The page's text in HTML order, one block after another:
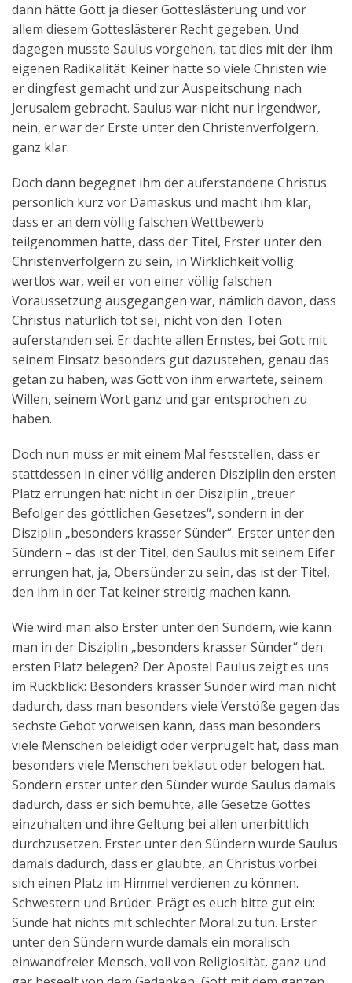
dann hätte Gott ja dieser Gotteslästerung und vor
allem diesem Gotteslästerer Recht gegeben. Und
dagegen musste Saulus vorgehen, tat dies mit der ihm
eigenen Radikalität: Keiner hatte so viele Christen wie
er dingfest gemacht und zur Auspeitschung nach
Jerusalem gebracht. Saulus war nicht nur irgendwer,
nein, er war der Erste unter den Christenverfolgern,
ganz klar.
Doch dann begegnet ihm der auferstandene Christus
persönlich kurz vor Damaskus und macht ihm klar,
dass er an dem völlig falschen Wettbewerb
teilgenommen hatte, dass der Titel, Erster unter den
Christenverfolgern zu sein, in Wirklichkeit völlig
wertlos war, weil er von einer völlig falschen
Voraussetzung ausgegangen war, nämlich davon, dass
Christus natürlich tot sei, nicht von den Toten
auferstanden sei. Er dachte allen Ernstes, bei Gott mit
seinem Einsatz besonders gut dazustehen, genau das
getan zu haben, was Gott von ihm erwartete, seinem
Willen, seinem Wort ganz und gar entsprochen zu
haben.
Doch nun muss er mit einem Mal feststellen, dass er
stattdessen in einer völlig anderen Disziplin den ersten
Platz errungen hat: nicht in der Disziplin „treuer
Befolger des göttlichen Gesetzes“, sondern in der
Disziplin „besonders krasser Sünder“. Erster unter den
Sündern – das ist der Titel, den Saulus mit seinem Eifer
errungen hat, ja, Obersünder zu sein, das ist der Titel,
den ihm in der Tat keiner streitig machen kann.
Wie wird man also Erster unter den Sündern, wie kann
man in der Disziplin „besonders krasser Sünder“ den
ersten Platz belegen? Der Apostel Paulus zeigt es uns
im Rückblick: Besonders krasser Sünder wird man nicht
dadurch, dass man besonders viele Verstöße gegen das
sechste Gebot vorweisen kann, dass man besonders
viele Menschen beleidigt oder verprügelt hat, dass man
besonders viele Menschen beklaut oder belogen hat.
Sondern erster unter den Sünder wurde Saulus damals
dadurch, dass er sich bemühte, alle Gesetze Gottes
einzuhalten und ihre Geltung bei allen unerbittlich
durchzusetzen. Erster unter den Sündern wurde Saulus
damals dadurch, dass er glaubte, an Christus vorbei
sich einen Platz im Himmel verdienen zu können.
Schwestern und Brüder: Prägt es euch bitte gut ein:
Sünde hat nichts mit schlechter Moral zu tun. Erster
unter den Sündern wurde damals ein moralisch
einwandfreier Mensch, voll von Religiosität, ganz und